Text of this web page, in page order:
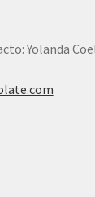
Yolanda